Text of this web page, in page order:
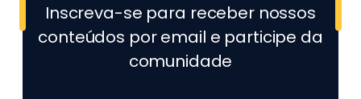
Inscreva-se para receber nossos
conteúdos por email e participe da
comunidade